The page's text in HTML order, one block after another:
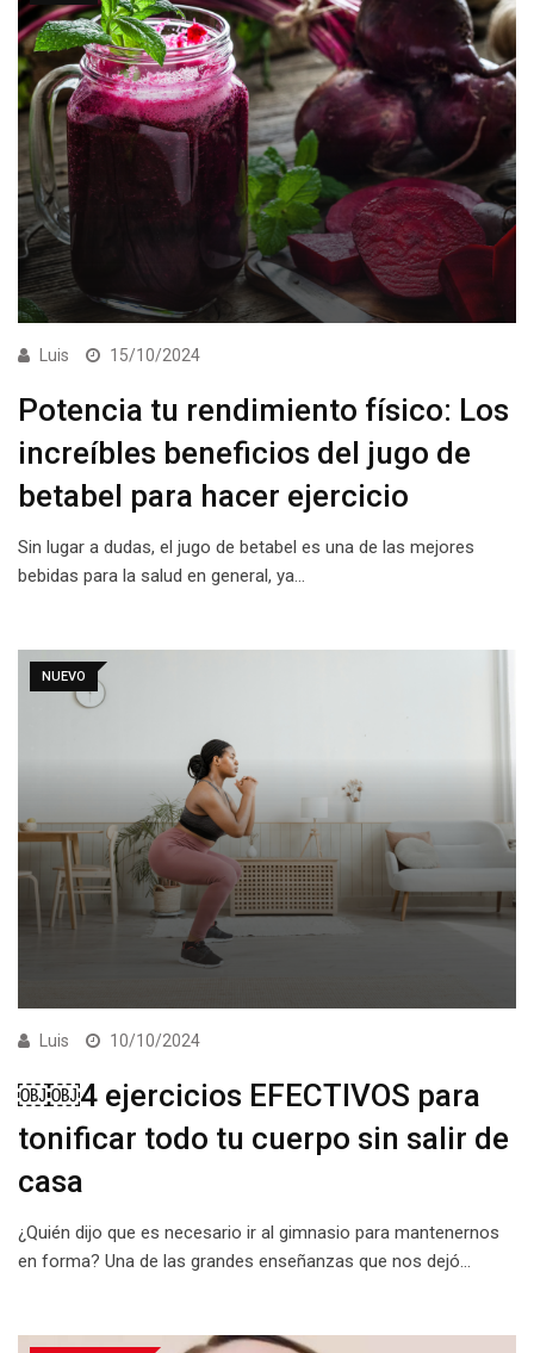
Luis 15/10/2024
Potencia tu rendimiento físico: Los
increíbles beneficios del jugo de
betabel para hacer ejercicio
Sin lugar a dudas, el jugo de betabel es una de las mejores
bebidas para la salud en general, ya…
NUEVO
Luis 10/10/2024
￼￼4 ejercicios EFECTIVOS para
tonificar todo tu cuerpo sin salir de
casa
¿Quién dijo que es necesario ir al gimnasio para mantenernos
en forma? Una de las grandes enseñanzas que nos dejó…